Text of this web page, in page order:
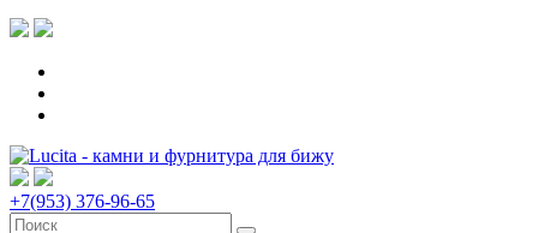
+7(953) 376-96-65